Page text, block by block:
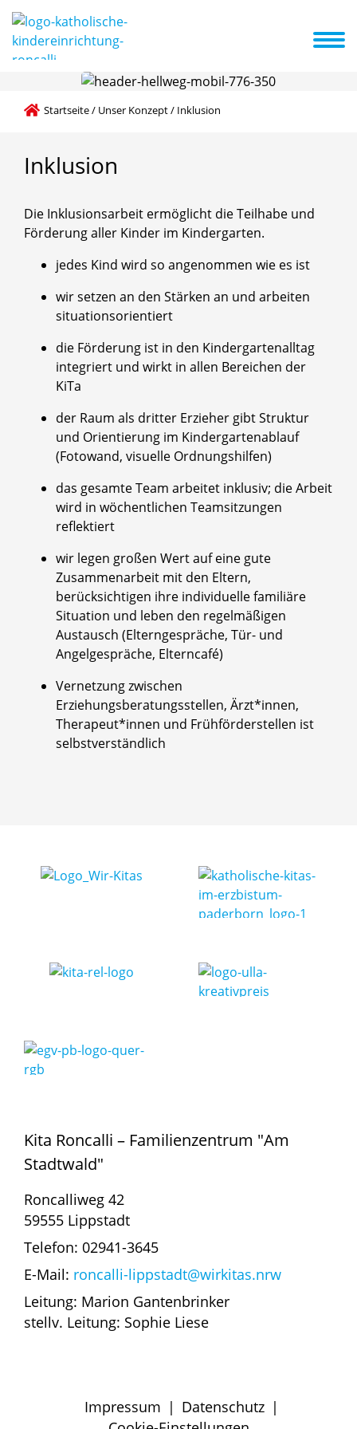
Konzept
Startseite/ Unser Konzept/ Inklusion
Inklusion
Die Inklusionsarbeit ermöglicht die Teilhabe und
Förderung aller Kinder im Kindergarten.
jedes Kind wird so angenommen wie es ist
wir setzen an den Stärken an und arbeiten
situationsorientiert
die Förderung ist in den Kindergartenalltag
integriert und wirkt in allen Bereichen der
KiTa
der Raum als dritter Erzieher gibt Struktur
und Orientierung im Kindergartenablauf
(Fotowand, visuelle Ordnungshilfen)
das gesamte Team arbeitet inklusiv; die Arbeit
wird in wöchentlichen Teamsitzungen
reflektiert
wir legen großen Wert auf eine gute
Zusammenarbeit mit den Eltern,
berücksichtigen ihre individuelle familiäre
Situation und leben den regelmäßigen
Austausch (Elterngespräche, Tür- und
Angelgespräche, Elterncafé)
Vernetzung zwischen
Erziehungsberatungsstellen, Ärzt*innen,
Therapeut*innen und Frühförderstellen ist
selbstverständlich
Kita Roncalli – Familienzentrum "Am
Stadtwald"
Roncalliweg 42
59555 Lippstadt
Telefon: 02941-3645
E-Mail: roncalli-lippstadt@wirkitas.nrw
Leitung: Marion Gantenbrinker
stellv. Leitung: Sophie Liese
Impressum | Datenschutz |